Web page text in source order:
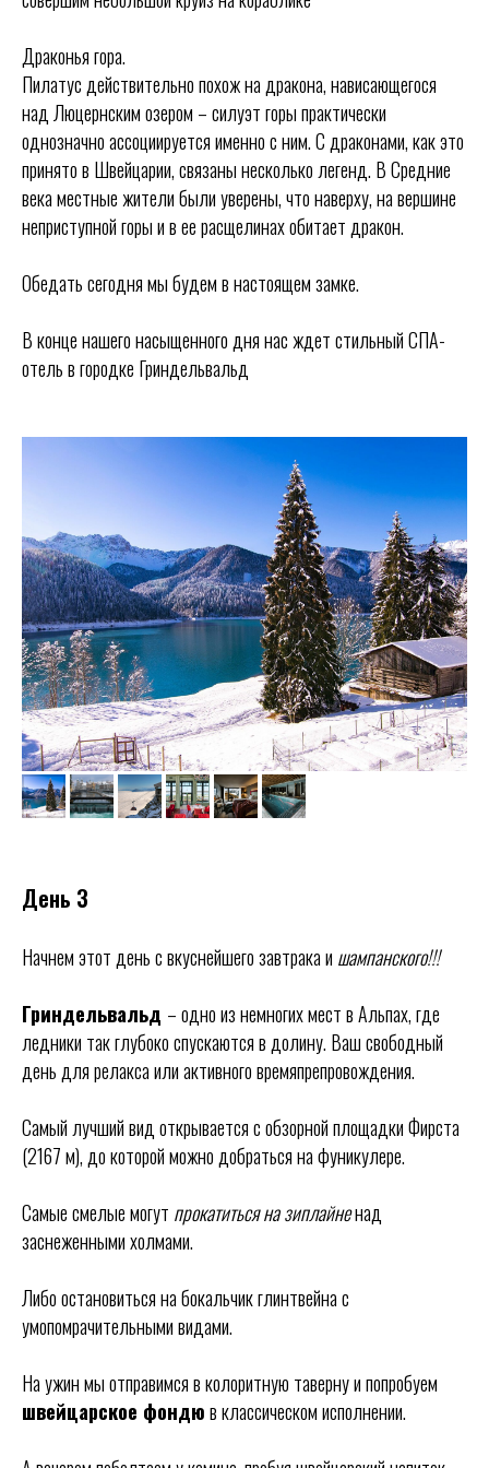
Драконья гора.
Пилатус действительно похож на дракона, нависающегося
над Люцернским озером – силуэт горы практически
однозначно ассоциируется именно с ним. С драконами, как это
принято в Швейцарии, связаны несколько легенд. В Средние
века местные жители были уверены, что наверху, на вершине
неприступной горы и в ее расщелинах обитает дракон.
Обедать сегодня мы будем в настоящем замке.
В конце нашего насыщенного дня нас ждет стильный СПА-
отель в городке Гриндельвальд
День 3
Начнем этот день с вкуснейшего завтрака и шампанского!!!
Гриндельвальд – одно из немногих мест в Альпах, где
ледники так глубоко спускаются в долину. Ваш свободный
день для релакса или активного времяпрепровождения.
Самый лучший вид открывается с обзорной площадки Фирста
(2167 м), до которой можно добраться на фуникулере.
Самые смелые могут прокатиться на зиплайненад
заснеженными холмами.
Либо остановиться на бокальчик глинтвейна с
умопомрачительными видами.
На ужин мы отправимся в колоритную таверну и попробуем
швейцарское фондюв классическом исполнении.
Остались вопросы?
Оставьте заявку или свяжитесь со мной